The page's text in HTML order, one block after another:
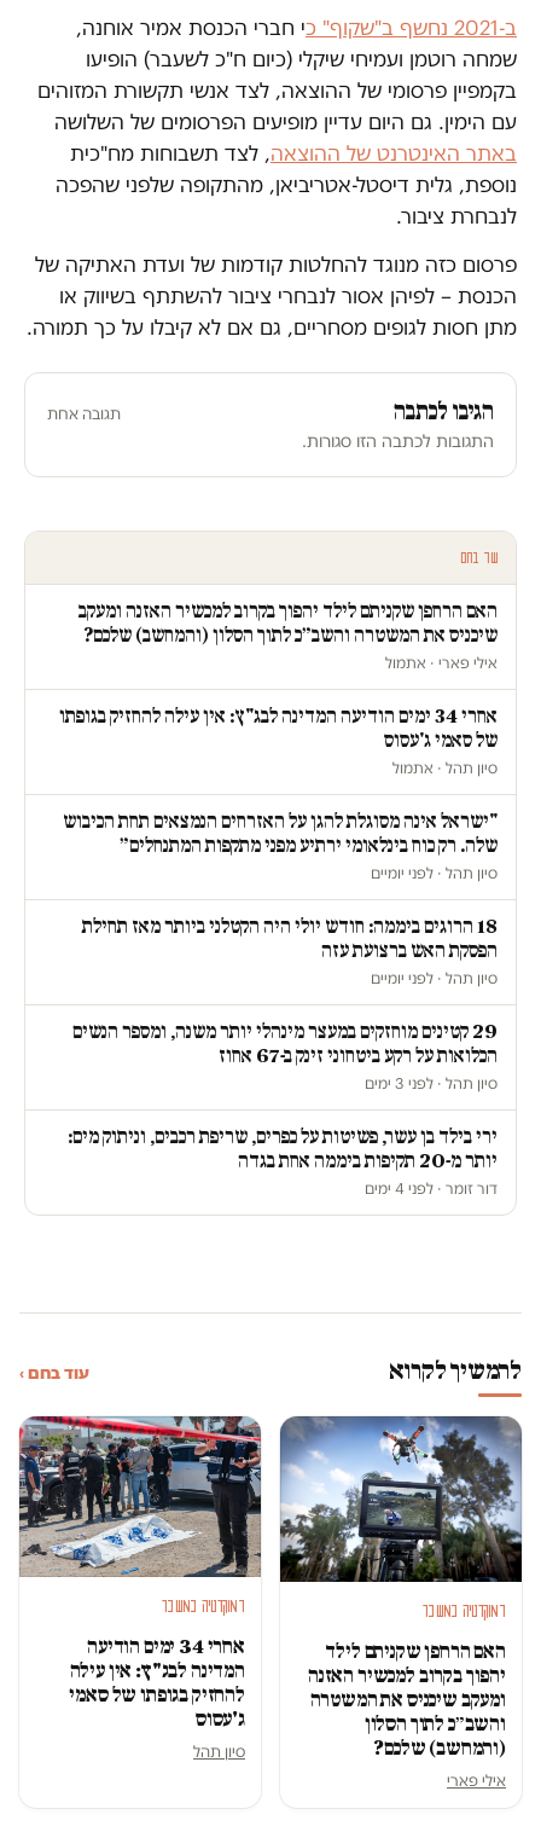
ב-2021 נחשף ב"שקוף" כ
י חברי הכנסת אמיר אוחנה,
שמחה רוטמן ועמיחי שיקלי (כיום ח"כ לשעבר) הופיעו
בקמפיין פרסומי של ההוצאה, לצד אנשי תקשורת המזוהים
עם הימין. גם היום עדיין מופיעים הפרסומים של השלושה
באתר האינטרנט של ההוצאה, לצד תשבוחות מח"כית
נוספת, גלית דיסטל-אטריביאן, מהתקופה שלפני שהפכה
לנבחרת ציבור.
פרסום כזה מנוגד להחלטות קודמות של ועדת האתיקה של
הכנסת – לפיהן אסור לנבחרי ציבור להשתתף בשיווק או
מתן חסות לגופים מסחריים, גם אם לא קיבלו על כך תמורה.
הגיבו לכתבה תגובה אחת
התגובות לכתבה הזו סגורות.
עוד בחם
האם הרחפן שקניתם לילד יהפוך בקרוב למכשיר האזנה ומעקב
שיכניס את המשטרה והשב״כ לתוך הסלון (והמחשב) שלכם?
אילי פארי · אתמול
אחרי 34 ימים הודיעה המדינה לבג"ץ: אין עילה להחזיק בגופתו
של סאמי ג'עסוס
סיון תהל · אתמול
"ישראל אינה מסוגלת להגן על האזרחים הנמצאים תחת הכיבוש
שלה. רק כוח בינלאומי ירתיע מפני מתקפות המתנחלים״
סיון תהל · לפני יומיים
18 הרוגים ביממה: חודש יולי היה הקטלני ביותר מאז תחילת
הפסקת האש ברצועת עזה
סיון תהל · לפני יומיים
29 קטינים מוחזקים במעצר מינהלי יותר משנה, ומספר הנשים
הכלואות על רקע ביטחוני זינק ב-67 אחוז
סיון תהל · לפני 3 ימים
ירי בילד בן עשר, פשיטות על כפרים, שריפת רכבים, וניתוק מים:
יותר מ-20 תקיפות ביממה אחת בגדה
דור זומר · לפני 4 ימים
להמשיך לקרוא עוד בחם ›
דמוקרטיה במשבר
האם הרחפן שקניתם לילד
יהפוך בקרוב למכשיר האזנה
ומעקב שיכניס את המשטרה
והשב״כ לתוך הסלון
(והמחשב) שלכם?
אילי פארי
דמוקרטיה במשבר
אחרי 34 ימים הודיעה
המדינה לבג"ץ: אין עילה
להחזיק בגופתו של סאמי
ג'עסוס
סיון תהל